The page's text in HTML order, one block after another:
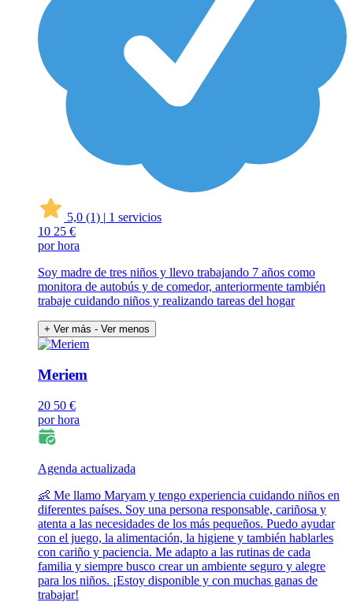
5,0 (1) | 1 servicios
10 25 €
por hora
Soy madre de tres niños y llevo trabajando 7 años como
monitora de autobús y de comedor, anteriormente también
trabaje cuidando niños y realizando tareas del hogar
+ Ver más - Ver menos
Meriem
20 50 €
por hora
Agenda actualizada
👶 Me llamo Maryam y tengo experiencia cuidando niños en
diferentes países. Soy una persona responsable, cariñosa y
atenta a las necesidades de los más pequeños. Puedo ayudar
con el juego, la alimentación, la higiene y también hablarles
con cariño y paciencia. Me adapto a las rutinas de cada
familia y siempre busco crear un ambiente seguro y alegre
para los niños. ¡Estoy disponible y con muchas ganas de
trabajar!